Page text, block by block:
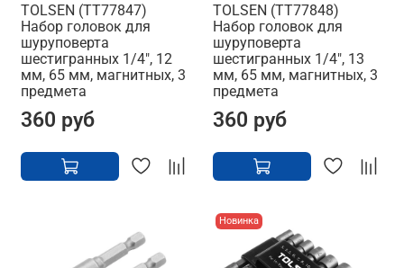
TOLSEN (TT77847)
Набор головок для
шуруповерта
шестигранных 1/4", 12
мм, 65 мм, магнитных, 3
предмета
360 руб
TOLSEN (TT77848)
Набор головок для
шуруповерта
шестигранных 1/4", 13
мм, 65 мм, магнитных, 3
предмета
360 руб
Новинка